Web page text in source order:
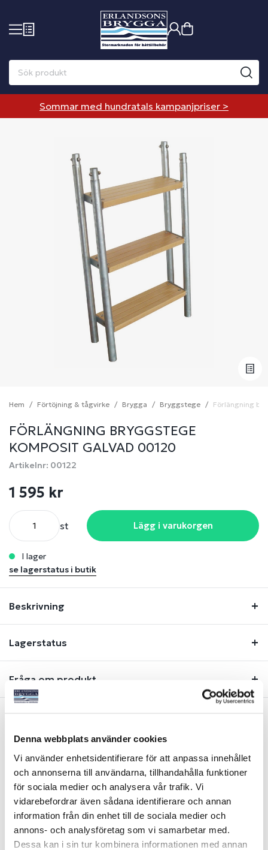
Denna webbplats använder cookies
Vi använder enhetsidentifierare för att anpassa innehållet
och annonserna till användarna, tillhandahålla funktioner
för sociala medier och analysera vår trafik. Vi
vidarebefordrar även sådana identifierare och annan
information från din enhet till de sociala medier och
annons- och analysföretag som vi samarbetar med.
Dessa kan i sin tur kombinera informationen med annan
Sommar med hundratals kampanjpriser >
Hem Förtöjning & tågvirke Brygga Bryggstege Förlängning
FÖRLÄNGNING BRYGGSTEGE
KOMPOSIT GALVAD 00120
Artikelnr: 00122
1 595 kr
st Lägg i varukorgen
i lager
se lagerstatus i butik
Beskrivning
Lagerstatus
Fråga om produkt
Liknande produkter
-26% -25%